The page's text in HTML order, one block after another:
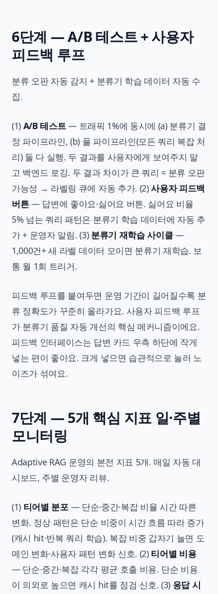
6단계 — A/B 테스트 + 사용자
피드백 루프
분류 오판 자동 감지 + 분류기 학습 데이터 자동 수
집.
(1) A/B 테스트— 트래픽 1%에 동시에 (a) 분류기 결
정 파이프라인, (b) 풀 파이프라인(모든 쿼리 복잡 처
리) 둘 다 실행. 두 결과를 사용자에게 보여주지 말
고 백엔드 로깅. 두 결과 차이가 큰 쿼리 = 분류 오판
가능성 → 라벨링 큐에 자동 추가. (2)사용자 피드백
버튼— 답변에 좋아요·싫어요 버튼. 싫어요 비율
5% 넘는 쿼리 패턴은 분류기 학습 데이터에 자동 추
가 + 운영자 알림. (3) 분류기 재학습 사이클—
1,000건+ 새 라벨 데이터 모이면 분류기 재학습. 보
통 월 1회 트리거.
피드백 루프를 붙여두면 운영 기간이 길어질수록 분
류 정확도가 꾸준히 올라가요. 사용자 피드백 루프
가 분류기 품질 자동 개선의 핵심 메커니즘이에요.
피드백 인터페이스는 답변 카드 우측 하단에 작게
넣는 편이 좋아요. 크게 넣으면 습관적으로 눌러 노
이즈가 섞여요.
7단계 — 5개 핵심 지표 일·주별
모니터링
Adaptive RAG 운영의 본전 지표 5개. 매일 자동 대
시보드, 주별 운영자 리뷰.
(1) 티어별 분포— 단순·중간·복잡 비율 시간 따른
변화. 정상 패턴은 단순 비중이 시간 흐름 따라 증가
(캐시 hit·반복 쿼리 학습). 복잡 비중 갑자기 늘면 도
메인 변화·사용자 패턴 변화 신호. (2) 티어별 비용
— 단순·중간·복잡 각각 평균 호출 비용. 단순 비용
이 의외로 높으면 캐시 hit률 점검 신호. (3) 응답 시